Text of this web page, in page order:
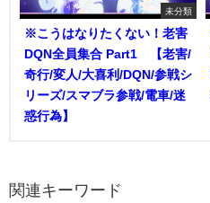
未分類
※こうはなりたくない！老害
DQN全員集合 Part1 【老害/
奇行/変人/大喜利/DQN/参戦シ
リーズ/スマブラ参戦/電車/迷
惑行為】
関連キーワード